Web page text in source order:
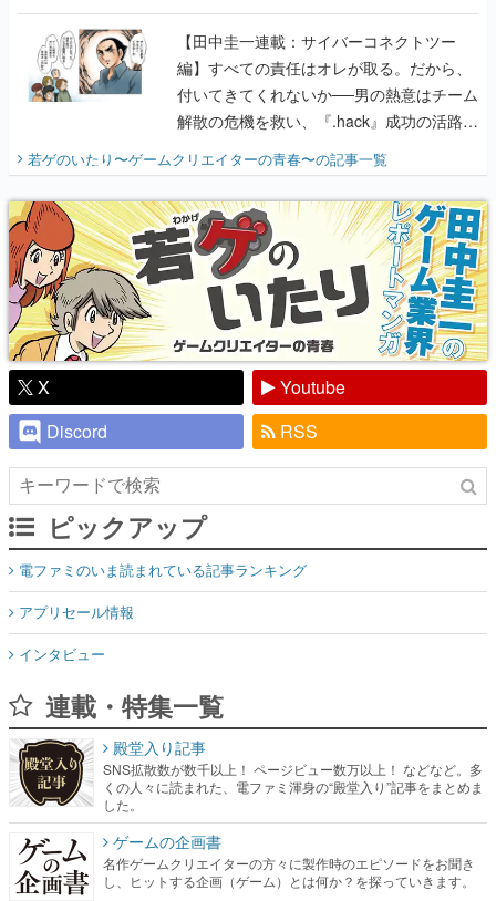
に行って、より理解を深めよう【PR】
【田中圭一連載：サイバーコネクトツー
編】すべての責任はオレが取る。だから、
付いてきてくれないか──男の熱意はチーム
解散の危機を救い、『.hack』成功の活路を
『少年ジャンプ』色だった【若ゲのいた
り】
若ゲのいたり〜ゲームクリエイターの青春〜の記事一覧
X
Youtube
Discord
RSS
ピックアップ
電ファミのいま読まれている記事ランキング
アプリセール情報
インタビュー
連載・特集一覧
殿堂入り記事
SNS拡散数が数千以上！ ページビュー数万以上！ などなど。多
くの人々に読まれた、電ファミ渾身の“殿堂入り”記事をまとめま
した。
ゲームの企画書
名作ゲームクリエイターの方々に製作時のエピソードをお聞き
し、ヒットする企画（ゲーム）とは何か？を探っていきます。